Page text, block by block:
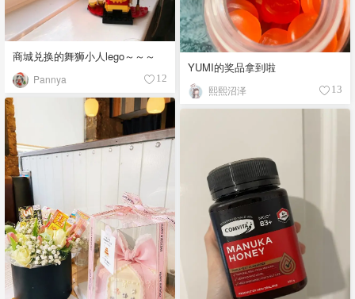
商城兑换的舞狮小人lego～～～
Pannya 12
YUMI的奖品拿到啦
熙熙沼泽 13